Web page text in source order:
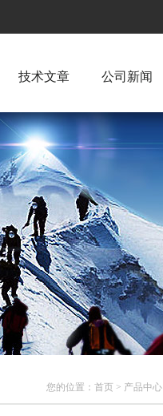
技术文章 公司新闻
您的位置： 首页 > 产品中心